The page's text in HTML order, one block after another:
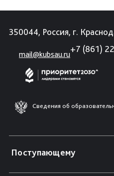
350044, Россия, г.
mail@kubsau.ru
+7 (861)
Сведения об
Поступающему